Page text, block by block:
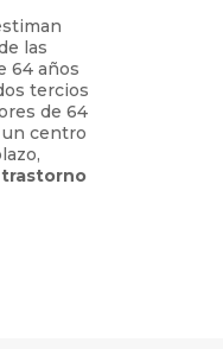
las
64 años
tercios
de 64
centro
trastorno